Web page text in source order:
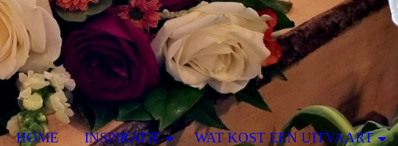
HOME INSPIRATIE WAT KOST EEN UITVAART